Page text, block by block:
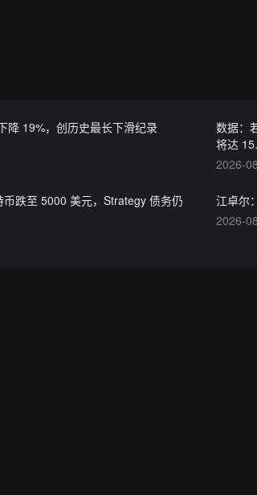
降 19%，创历史最长下滑纪录
数据：
将达
2026-
跌至 5000 美元，Strategy 债务仍
江卓尔
2026-